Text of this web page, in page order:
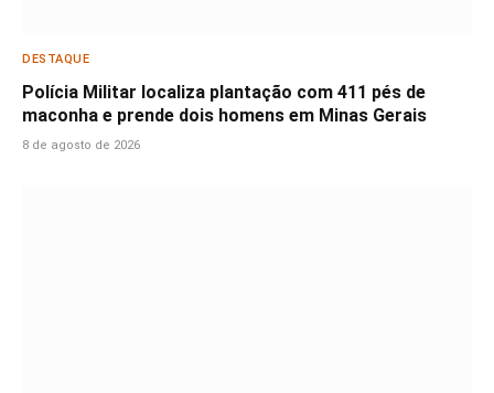
DESTAQUE
Polícia Militar localiza plantação com 411 pés de
maconha e prende dois homens em Minas Gerais
8 de agosto de 2026